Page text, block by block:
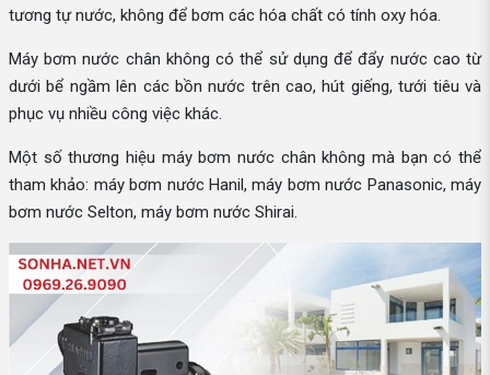
tương tự nước, không để bơm các hóa chất có tính oxy hóa.
Máy bơm nước chân không có thể sử dụng để đẩy nước cao từ
dưới bể ngầm lên các bồn nước trên cao, hút giếng, tưới tiêu và
phục vụ nhiều công việc khác.
Một số thương hiệu máy bơm nước chân không mà bạn có thể
tham khảo: máy bơm nước Hanil, máy bơm nước Panasonic, máy
bơm nước Selton, máy bơm nước Shirai.